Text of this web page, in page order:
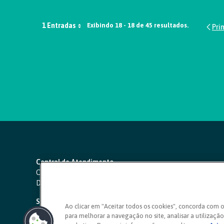
1 Entradas Exibindo 18 - 18 de 45 resultados.
Central de Atendimento
Capitais e regiões metropolitanas:
Demais localidades:
SAC 24 horas
Ouvidoria
Ao clicar em "Aceitar todos os cookies", concorda com
para melhorar a navegação no site, analisar a